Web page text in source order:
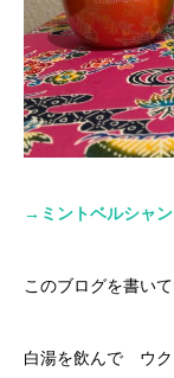
→ ミントベルシャ
このブログを書い
白湯を飲んで ウ